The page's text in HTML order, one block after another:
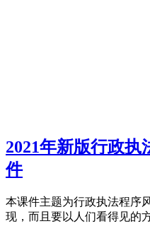
2021年新版行政
件
本课件主题为行政执法程序
现，而且要以人们看得见的